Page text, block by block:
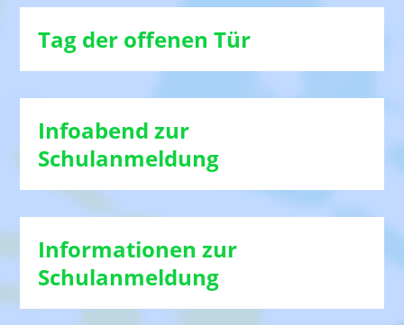
Tag der offenen Tür
Infoabend zur
Schulanmeldung
Informationen zur
Schulanmeldung